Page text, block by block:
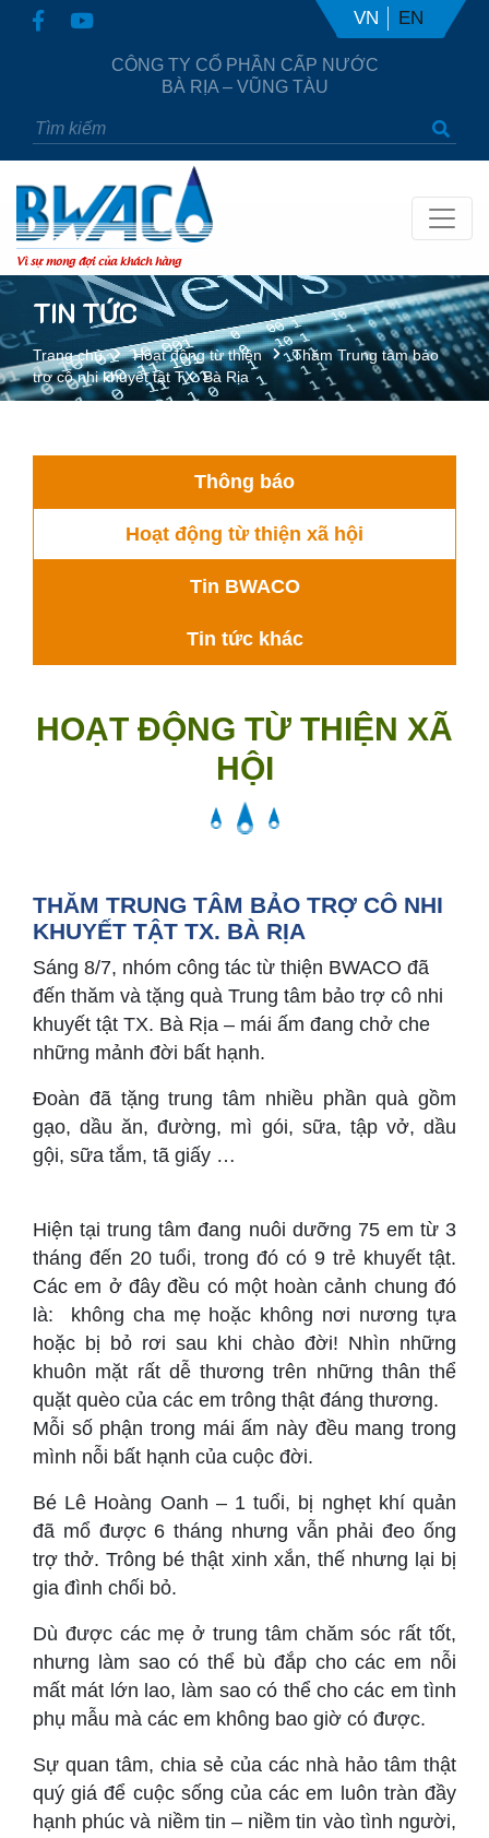
CÔNG TY CỔ PHẦN CẤP NƯỚC
BÀ RỊA – VŨNG TÀU
VN EN
Vì sự mong đợi của khách hàng
TIN TỨC
Trang chủ Hoạt động từ thiện
Thăm Trung tâm bảo
trợ cô nhi khuyết tật TX. Bà Rịa
Thông báo
Hoạt động từ thiện xã hội
Tin BWACO
Tin tức khác
HOẠT ĐỘNG TỪ THIỆN XÃ
HỘI
THĂM TRUNG TÂM BẢO TRỢ CÔ NHI
KHUYẾT TẬT TX. BÀ RỊA
Sáng 8/7, nhóm công tác từ thiện BWACO đã
đến thăm và tặng quà Trung tâm bảo trợ cô nhi
khuyết tật TX. Bà Rịa – mái ấm đang chở che
những mảnh đời bất hạnh.
Đoàn đã tặng trung tâm nhiều phần quà gồm
gạo, dầu ăn, đường, mì gói, sữa, tập vở, dầu
gội, sữa tắm, tã giấy …
Hiện tại trung tâm đang nuôi dưỡng 75 em từ 3
tháng đến 20 tuổi, trong đó có 9 trẻ khuyết tật.
Các em ở đây đều có một hoàn cảnh chung đó
là: không cha mẹ hoặc không nơi nương tựa
hoặc bị bỏ rơi sau khi chào đời! Nhìn những
khuôn mặt rất dễ thương trên những thân thể
quặt quèo của các em trông thật đáng thương.
Mỗi số phận trong mái ấm này đều mang trong
mình nỗi bất hạnh của cuộc đời.
Bé Lê Hoàng Oanh – 1 tuổi, bị nghẹt khí quản
đã mổ được 6 tháng nhưng vẫn phải đeo ống
trợ thở. Trông bé thật xinh xắn, thế nhưng lại bị
gia đình chối bỏ.
Dù được các mẹ ở trung tâm chăm sóc rất tốt,
nhưng làm sao có thể bù đắp cho các em nỗi
mất mát lớn lao, làm sao có thể cho các em tình
phụ mẫu mà các em không bao giờ có được.
Sự quan tâm, chia sẻ của các nhà hảo tâm thật
quý giá để cuộc sống của các em luôn tràn đầy
hạnh phúc và niềm tin – niềm tin vào tình người,